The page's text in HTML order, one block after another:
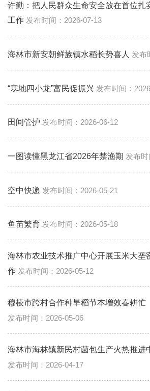
许勤：把人民群众生命安全放在首位扎
工作
2026-07-13
海林市新安朝鲜族镇水稻长势喜人
“寒地四小龙”富民促振兴
田间管护 2026-06-12
一图读懂黑龙江省2026年禁渔期
空中快递 2026-05-21
鱼苗繁育 2026-05-18
海林市农业技术推广中心开展玉米大垄
作
2026-05-12
穆棱市跨村合作种旱稻节本增效春耕忙
2026-05-06
海林市海林镇新民村菌包生产火热推进
2026-04-17